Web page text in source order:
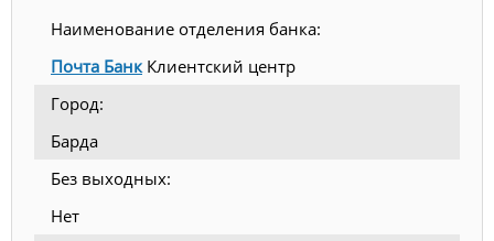
Наименование отделения банка:
Почта БанкКлиентский центр
Город:
Барда
Без выходных:
Нет